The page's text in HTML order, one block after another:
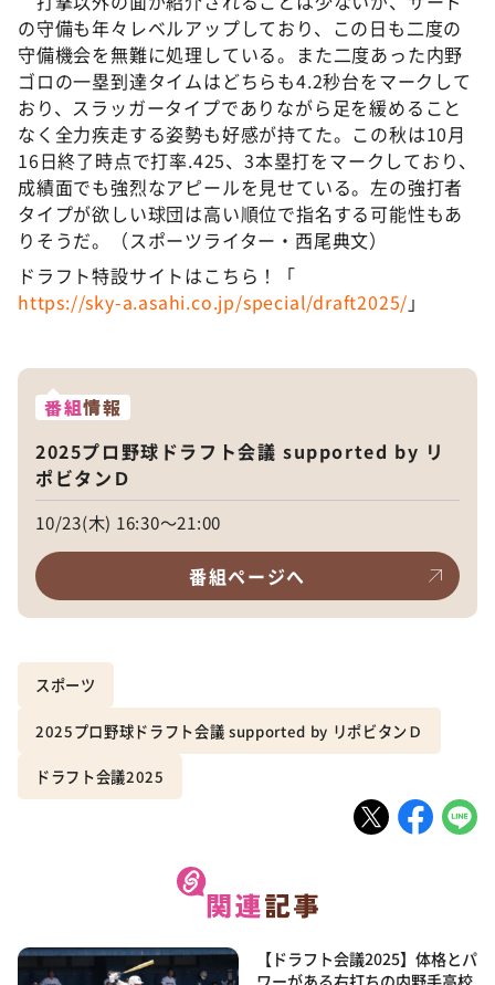
の守備も年々レベルアップしており、この日も二度の
守備機会を無難に処理している。また二度あった内野
ゴロの一塁到達タイムはどちらも4.2秒台をマークして
おり、スラッガータイプでありながら足を緩めること
なく全力疾走する姿勢も好感が持てた。この秋は10月
16日終了時点で打率.425、3本塁打をマークしており、
成績面でも強烈なアピールを見せている。左の強打者
タイプが欲しい球団は高い順位で指名する可能性もあ
りそうだ。（スポーツライター・西尾典文）
ドラフト特設サイトはこちら！「
https://sky-a.asahi.co.jp/special/draft2025/ 」
番組情報
2025プロ野球ドラフト会議 supported by リ
ポビタンＤ
10/23(木) 16:30～21:00
番組ページへ
スポーツ
2025プロ野球ドラフト会議 supported by リポビタンＤ
ドラフト会議2025
【ドラフト会議2025】体格とパ
ワーがある右打ちの内野手高校